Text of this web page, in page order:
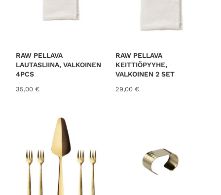
RAW PELLAVA
LAUTASLIINA, VALKOINEN
4PCS
35,00 €
RAW PELLAVA
KEITTIÖPYYHE,
VALKOINEN 2 SET
29,00 €